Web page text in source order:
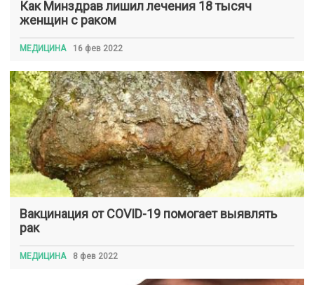
Как Минздрав лишил лечения 18 тысяч
женщин с раком
МЕДИЦИНА 16 фев 2022
Вакцинация от COVID-19 помогает выявлять
рак
МЕДИЦИНА 8 фев 2022